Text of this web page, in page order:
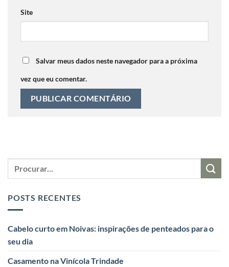
Site
Salvar meus dados neste navegador para a próxima
vez que eu comentar.
POSTS RECENTES
Cabelo curto em Noivas: inspirações de penteados para o
seu dia
Casamento na Vinícola Trindade